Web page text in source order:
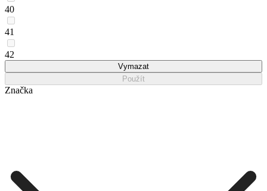
40
41
42
Vymazat
Použít
Značka